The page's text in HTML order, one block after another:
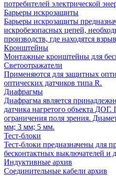
потребителей электрической
Барьеры искрозащиты
Барьеры искрозащиты
искробезопасных цепей,
производств, где находятся
Кронштейны
Монтажные кронштейны для
Светоотражатели
Применяются для защитных
оптических датчиков типа R.
Диафрагмы
Диафрагма является
датчика нагретого объекта ДОГ.
ограничения поля зрения.
мм; 3 мм; 5 мм.
Тест-блоки
Тест-блоки предназначены для
бесконтактных выключателей и
Индуктивные архив
Соединительные кабели архив